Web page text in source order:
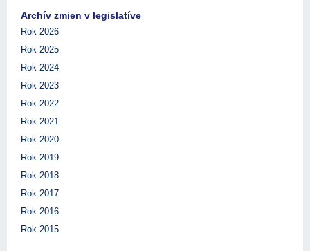
Archív zmien v legislatíve
Rok 2026
Rok 2025
Rok 2024
Rok 2023
Rok 2022
Rok 2021
Rok 2020
Rok 2019
Rok 2018
Rok 2017
Rok 2016
Rok 2015